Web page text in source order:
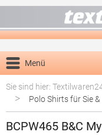
Menü
Sie sind hier:
> Polo Shirts für Sie
BCPW465 B&C